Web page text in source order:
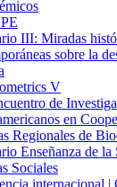
III: Miradas
sobre la
V
de
en
Regionales de
Enseñanza de
Sociales
internacional |